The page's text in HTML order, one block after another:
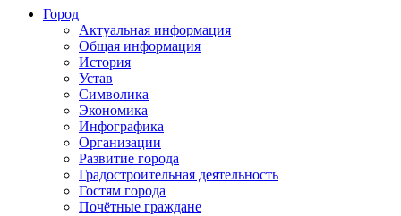
Город
Актуальная информация
Общая информация
История
Устав
Символика
Экономика
Инфографика
Организации
Развитие города
Градостроительная деятельность
Гостям города
Почётные граждане